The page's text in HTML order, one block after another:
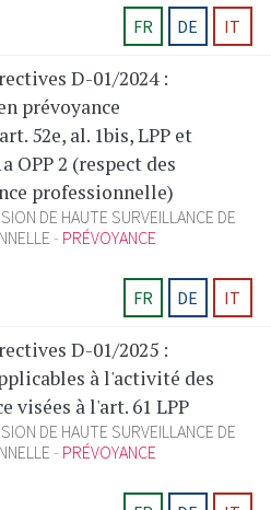
FR
DE IT
D-01/2024 :
prévoyance
52e, al. 1bis, LPP et
OPP 2 (respect des
professionnelle)
DE HAUTE SURVEILLANCE DE
PRÉVOYANCE
FR
DE IT
D-01/2025 :
à l'activité des
visées à l'art. 61 LPP
DE HAUTE SURVEILLANCE DE
PRÉVOYANCE